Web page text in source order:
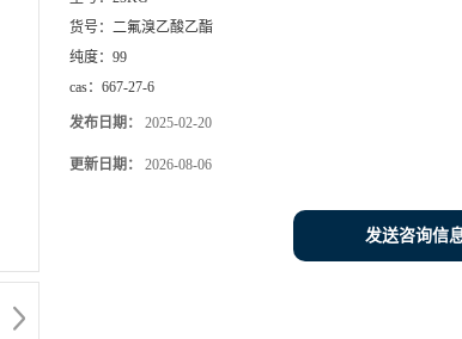
货号： 二氟溴乙酸乙酯
纯度： 99
cas： 667-27-6
发布日期： 2025-02-20
更新日期： 2026-08-06
发送咨询信